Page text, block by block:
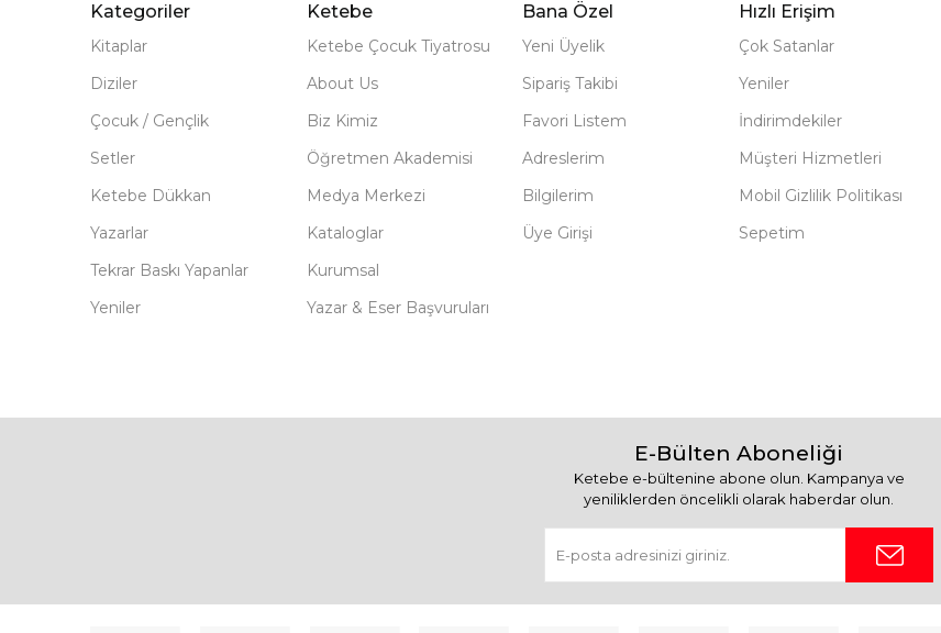
Kategoriler
Kitaplar
Diziler
Çocuk / Gençlik
Setler
Ketebe Dükkan
Yazarlar
Tekrar Baskı Yapanlar
Yeniler
Ketebe
Ketebe Çocuk Tiyatrosu
About Us
Biz Kimiz
Öğretmen Akademisi
Medya Merkezi
Kataloglar
Kurumsal
Yazar & Eser Başvuruları
Bana Özel
Yeni Üyelik
Sipariş Takibi
Favori Listem
Adreslerim
Bilgilerim
Üye Girişi
Hızlı Erişim
Çok Satanlar
Yeniler
İndirimdekiler
Müşteri Hizmetleri
Mobil Gizlilik Politikası
Sepetim
E-Bülten Aboneliği
Ketebe e-bültenine abone olun. Kampanya ve
yeniliklerden öncelikli olarak haberdar olun.